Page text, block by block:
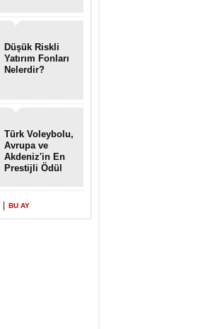
Enkaz!
Düşük Riskli
Yatırım Fonları
Nelerdir?
Türk Voleybolu,
Avrupa ve
Akdeniz'in En
Prestijli Ödül
Yeniden Onur
Konuğu
BU AY